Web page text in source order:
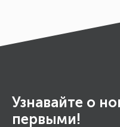
Узнавайте о
первыми!